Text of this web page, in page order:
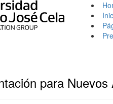
para Nuevos